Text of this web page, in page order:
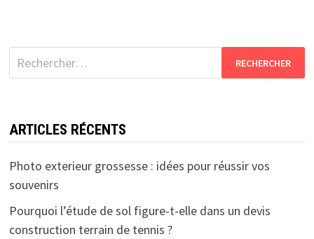
Rechercher :
ARTICLES RÉCENTS
Photo exterieur grossesse : idées pour réussir vos
souvenirs
Pourquoi l’étude de sol figure-t-elle dans un devis
construction terrain de tennis ?